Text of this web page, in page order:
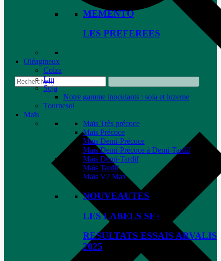
MEMENTO
LES PREFEREES
Oléagineux
Colza
Lin
Soja
Notre gamme inoculants : soja et luzerne
Tournesol
Maïs
Maïs Très précoce
Maïs Précoce
Maïs Demi-Précoce
Maïs Demi-Précoce à Demi-Tardif
Maïs Demi-Tardif
Maïs Tardif
Maïs V2 Max
NOUVEAUTES
LES LABELS SF+
RESULTATS ESSAIS ARVALIS
2025